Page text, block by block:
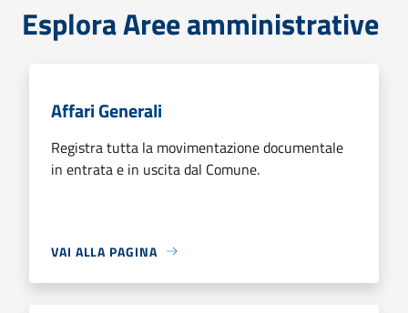
Esplora Aree amministrative
Affari Generali
Registra tutta la movimentazione documentale
in entrata e in uscita dal Comune.
VAI ALLA PAGINA